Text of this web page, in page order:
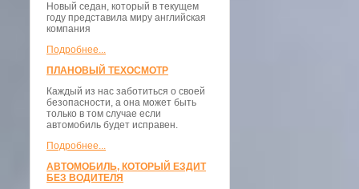
Новый седан, который в текущем
году представила миру английская
компания
Подробнее...
ПЛАНОВЫЙ ТЕХОСМОТР
Каждый из нас заботиться о своей
безопасности, а она может быть
только в том случае если
автомобиль будет исправен.
Подробнее...
АВТОМОБИЛЬ, КОТОРЫЙ ЕЗДИТ
БЕЗ ВОДИТЕЛЯ